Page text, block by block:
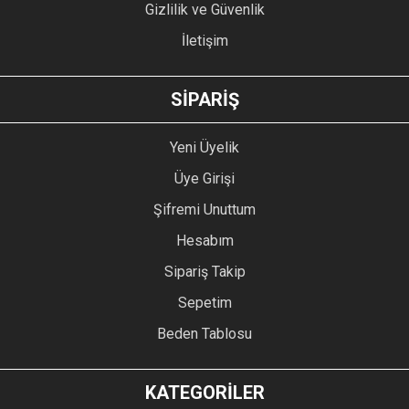
GÖNDER
Gizlilik ve Güvenlik
İletişim
SİPARİŞ
Yeni Üyelik
Üye Girişi
Şifremi Unuttum
Hesabım
Sipariş Takip
Sepetim
Beden Tablosu
KATEGORİLER